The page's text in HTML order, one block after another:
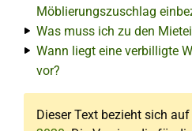
Möblierungszuschlag
Was muss ich zu den
Wann liegt eine verbilligte
vor?
Dieser Text bezieht sich